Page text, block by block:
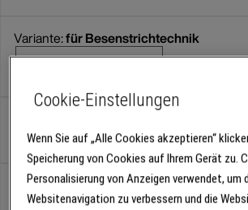
Variante:für Besenstrichtechnik
für Besenstrichtechnik
Stück
Abholung
Für Verfügbarkeiten bitteanmelden
Cookie-Einstellungen
Wenn Sie auf „Alle Cookies akzeptieren“
Speicherung von Cookies auf Ihrem Gerät zu.
Personalisierung von Anzeigen verwendet, um
Websitenavigation zu verbessern und die